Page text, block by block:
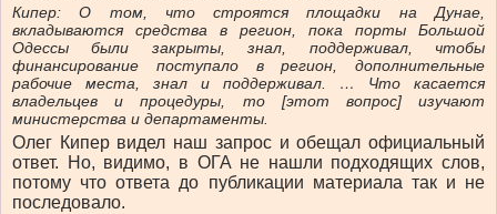
Кипер:
О том, что строятся площадки на Дунае,
вкладываются средства в регион, пока порты Большой
Одессы были закрыты, знал, поддерживал, чтобы
финансирование поступало в регион, дополнительные
рабочие места, знал и поддерживал. … Что касается
владельцев и процедуры, то [этот вопрос] изучают
министерства и департаменты.
Олег Кипер видел наш запрос и обещал официальный
ответ. Но, видимо, в ОГА не нашли подходящих слов,
потому что ответа до публикации материала так и не
последовало.